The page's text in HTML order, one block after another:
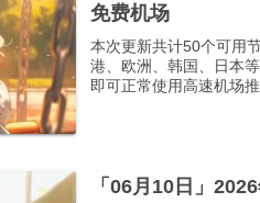
免费机场
本次更新共计50个可用
港、欧洲、韩国、日本
即可正常使用高速机场
「06月10日」